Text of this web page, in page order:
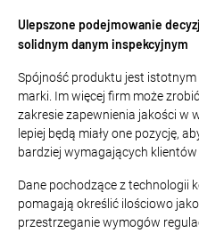
Ulepszone podejmowanie
solidnym danym inspekcyjnym
Spójność produktu jest
marki. Im więcej firm może
zakresie zapewnienia jakości w
lepiej będą miały one pozycję,
bardziej wymagających
Dane pochodzące z technologii
pomagają określić ilościowo
przestrzeganie wymogów